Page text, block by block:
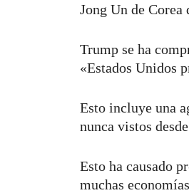
Jong Un de
Trump se ha
«Estados Unidos
Esto incluye una
nunca vistos
Esto ha causado
muchas